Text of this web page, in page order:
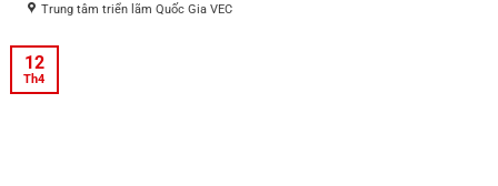
Trung tâm triển lãm Quốc Gia VEC
12
Th4